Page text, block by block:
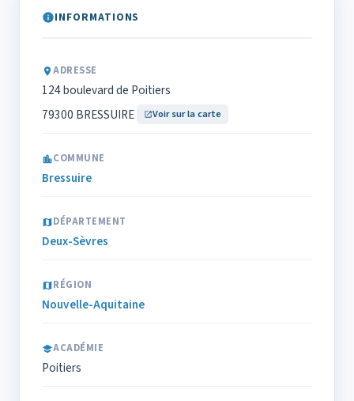
INFORMATIONS
ADRESSE
124 boulevard de Poitiers
79300 BRESSUIRE
Voir sur la carte
COMMUNE
Bressuire
DÉPARTEMENT
Deux-Sèvres
RÉGION
Nouvelle-Aquitaine
ACADÉMIE
Poitiers